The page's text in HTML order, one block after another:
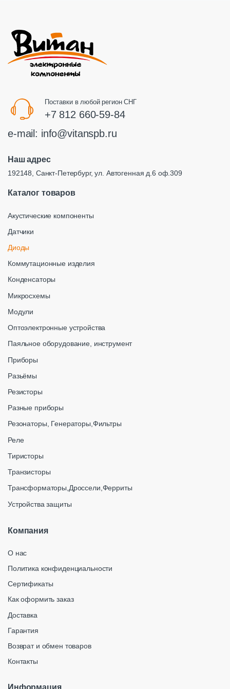
Поставки в любой регион СНГ
+7 812 660-59-84
e-mail: info@vitanspb.ru
Наш адрес
192148, Санкт-Петербург, ул. Автогенная д.6 оф.309
Каталог товаров
Акустические компоненты
Датчики
Диоды
Коммутационные изделия
Конденсаторы
Микросхемы
Модули
Оптоэлектронные устройства
Паяльное оборудование, инструмент
Приборы
Разьёмы
Резисторы
Разные приборы
Резонаторы, Генераторы,Фильтры
Реле
Тиристоры
Транзисторы
Трансформаторы,Дроссели,Ферриты
Устройства защиты
Компания
О нас
Политика конфиденциальности
Сертификаты
Как оформить заказ
Доставка
Гарантия
Возврат и обмен товаров
Контакты